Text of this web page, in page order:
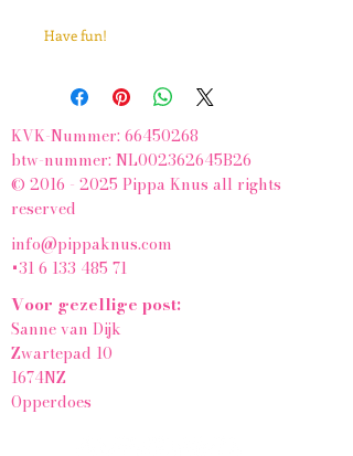
Have fun!
KVK-Nummer: 66450268
btw-nummer: NL002362645B26
© 2016 - 2025 Pippa Knus all rights
reserved
info@pippaknus.com
+31 6 133 485 71
Voor gezellige post:
Sanne van Dijk
Zwartepad 10
1674NZ
Opperdoes